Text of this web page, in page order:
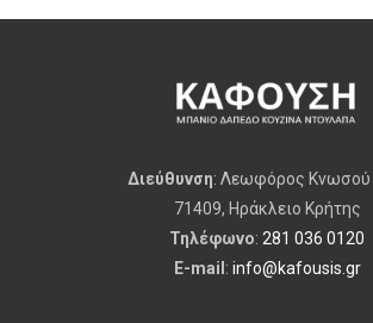
Διεύθυνση: Λεωφόρος Κνωσού
71409, Ηράκλειο Κρήτης
Τηλέφωνο: 281 036 0120
E-mail : info@kafousis.gr